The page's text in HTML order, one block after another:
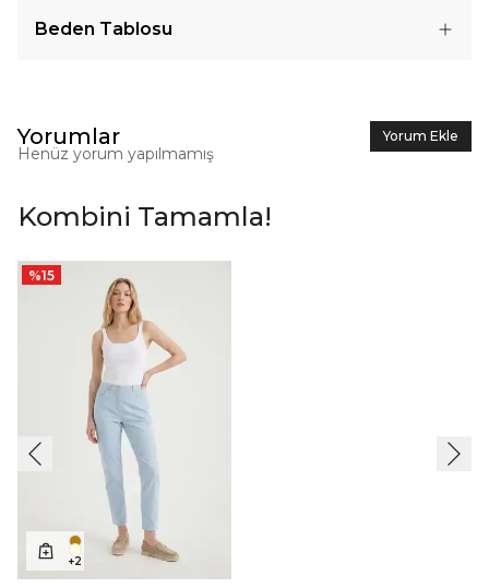
Beden Tablosu
Yorumlar Yorum Ekle
Henüz yorum yapılmamış
Kombini Tamamla!
%15
+2